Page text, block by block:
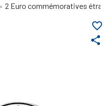
2 Euro commémoratives
share
favorite_border